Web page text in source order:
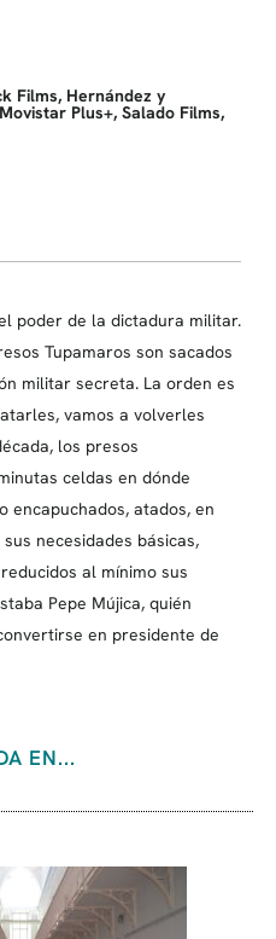
Films, Hernández y
Plus+, Salado Films,
poder de la dictadura militar.
Tupamaros son sacados
militar secreta. La orden es
vamos a volverles
los presos
celdas en dónde
encapuchados, atados, en
necesidades básicas,
al mínimo sus
Pepe Mújica, quién
en presidente de
EN...